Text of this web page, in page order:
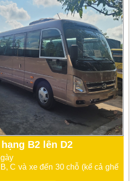
B2 lên D2
C và xe đến 30 chỗ (kể cả ghế